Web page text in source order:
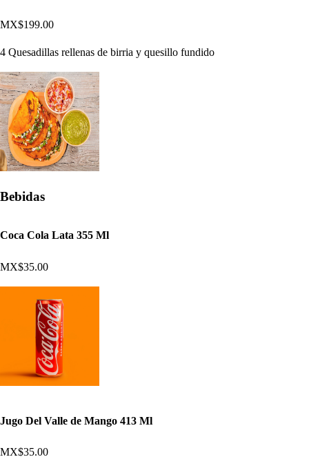
MX$199.00
4 Quesadillas rellenas de birria y quesillo fundido
Bebidas
Coca Cola Lata 355 Ml
MX$35.00
Jugo Del Valle de Mango 413 Ml
MX$35.00